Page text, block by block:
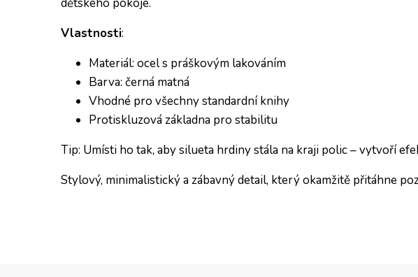
Vlastnosti:
Materiál: ocel s práškovým lakováním
Barva: černá matná
Vhodné pro všechny standardní knihy
Protiskluzová základna pro stabilitu
Tip: Umísti ho tak, aby silueta hrdiny stála na kraji polic – vytvoří
Stylový, minimalistický a zábavný detail, který okamžitě přitáhne